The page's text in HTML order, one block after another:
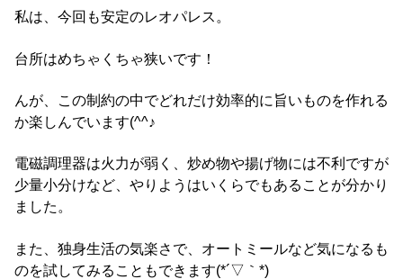
私は、今回も安定のレオパレス。
台所はめちゃくちゃ狭いです！
んが、この制約の中でどれだけ効率的に旨いものを作れる
か楽しんでいます(^^♪
電磁調理器は火力が弱く、炒め物や揚げ物には不利ですが
少量小分けなど、やりようはいくらでもあることが分かり
ました。
また、独身生活の気楽さで、オートミールなど気になるも
のを試してみることもできます(*´▽｀*)